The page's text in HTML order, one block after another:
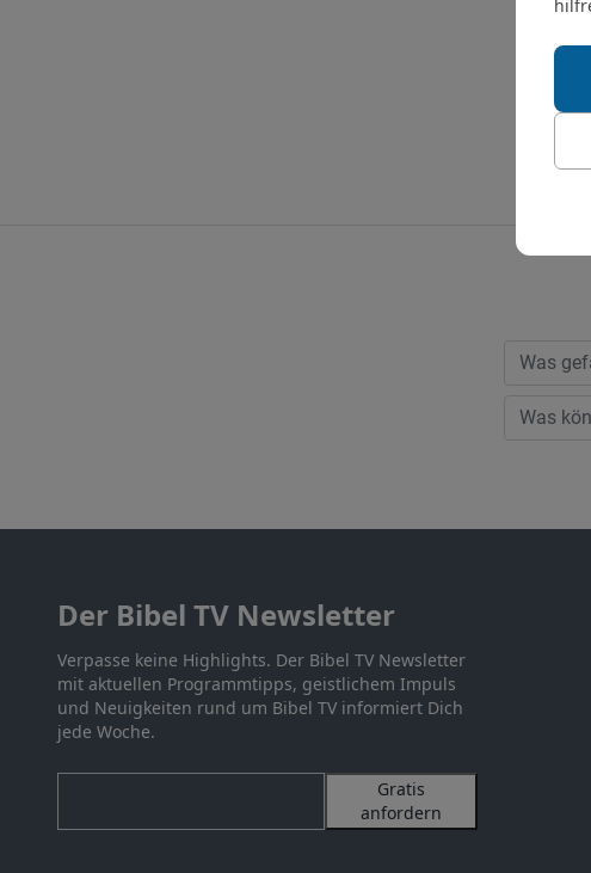
Der Bibel TV Newsletter
Verpasse keine Highlights. Der Bibel TV Newsletter
mit aktuellen Programmtipps, geistlichem Impuls
und Neuigkeiten rund um Bibel TV informiert Dich
jede Woche.
Gratis
anfordern